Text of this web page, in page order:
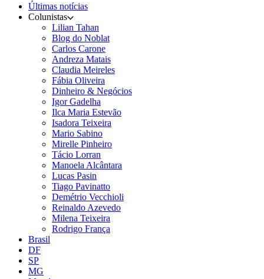
Últimas notícias
Colunistas
Lilian Tahan
Blog do Noblat
Carlos Carone
Andreza Matais
Claudia Meireles
Fábia Oliveira
Dinheiro & Negócios
Igor Gadelha
Ilca Maria Estevão
Isadora Teixeira
Mario Sabino
Mirelle Pinheiro
Tácio Lorran
Manoela Alcântara
Lucas Pasin
Tiago Pavinatto
Demétrio Vecchioli
Reinaldo Azevedo
Milena Teixeira
Rodrigo França
Brasil
DF
SP
MG